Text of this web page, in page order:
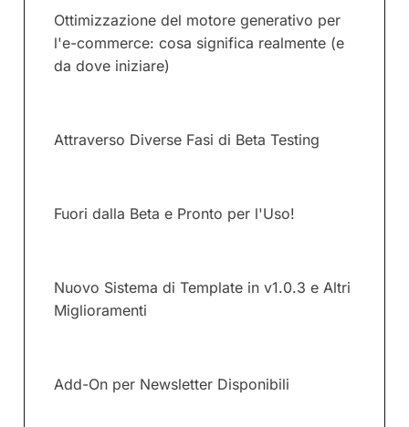
Ottimizzazione del motore generativo per
l'e-commerce: cosa significa realmente (e
da dove iniziare)
Attraverso Diverse Fasi di Beta Testing
Fuori dalla Beta e Pronto per l'Uso!
Nuovo Sistema di Template in v1.0.3 e Altri
Miglioramenti
Add-On per Newsletter Disponibili